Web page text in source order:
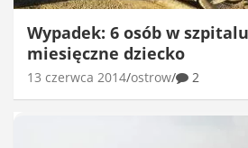
Wypadek: 6 osób w
miesięczne dziecko
13 czerwca 2014 ostrow 2